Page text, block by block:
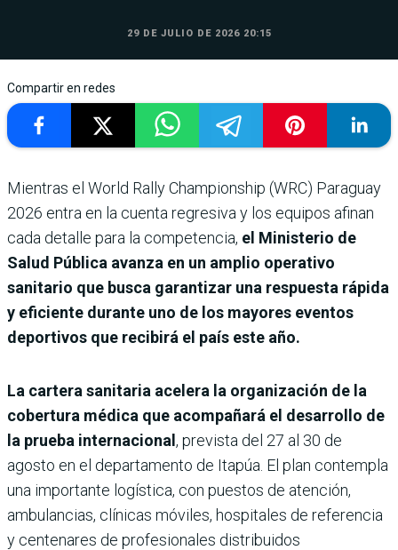
29 DE JULIO DE 2026 20:15
Compartir en redes
Mientras el World Rally Championship (WRC) Paraguay
2026 entra en la cuenta regresiva y los equipos afinan
cada detalle para la competencia, el Ministerio de
Salud Pública avanza en un amplio operativo
sanitario que busca garantizar una respuesta rápida
y eficiente durante uno de los mayores eventos
deportivos que recibirá el país este año.
La cartera sanitaria acelera la organización de la
cobertura médica que acompañará el desarrollo de
la prueba internacional, prevista del 27 al 30 de
agosto en el departamento de Itapúa. El plan contempla
una importante logística, con puestos de atención,
ambulancias, clínicas móviles, hospitales de referencia
y centenares de profesionales distribuidos